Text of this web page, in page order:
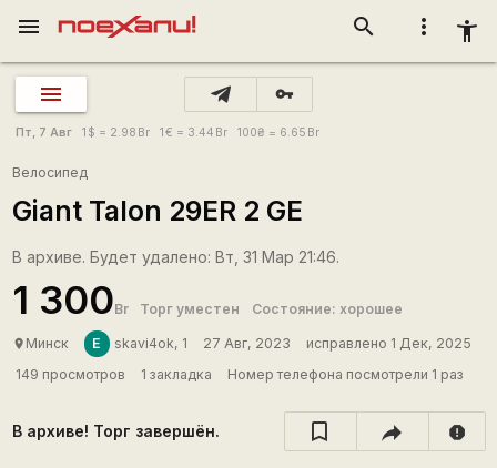
more_vert accessibility_new
search
menu
vpn_key
Пт, 7 Авг 1 $ = 2.98 Br 1€ = 3.44 Br 100₴ = 6.65 Br
Велосипед
Giant Talon 29ER 2 GE
В архиве. Будет удалено: Вт, 31 Мар 21:46.
1 300Br Торг уместен Состояние: хорошее
place Минск Е skavi4ok, 1 27 Авг, 2023
исправлено 1 Дек, 2025
149 просмотров
1 закладка Номер телефона посмотрели 1 раз
В архиве! Торг завершён. report